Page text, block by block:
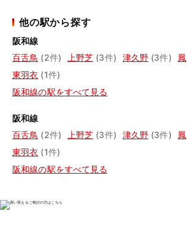
他の駅から探す
阪和線
百舌鳥 (2件) 上野芝 (3件) 津久野 (3件) 鳳
東羽衣 (1件)
阪和線の駅をすべて見る
阪和線
百舌鳥 (2件) 上野芝 (3件) 津久野 (3件) 鳳
東羽衣 (1件)
阪和線の駅をすべて見る